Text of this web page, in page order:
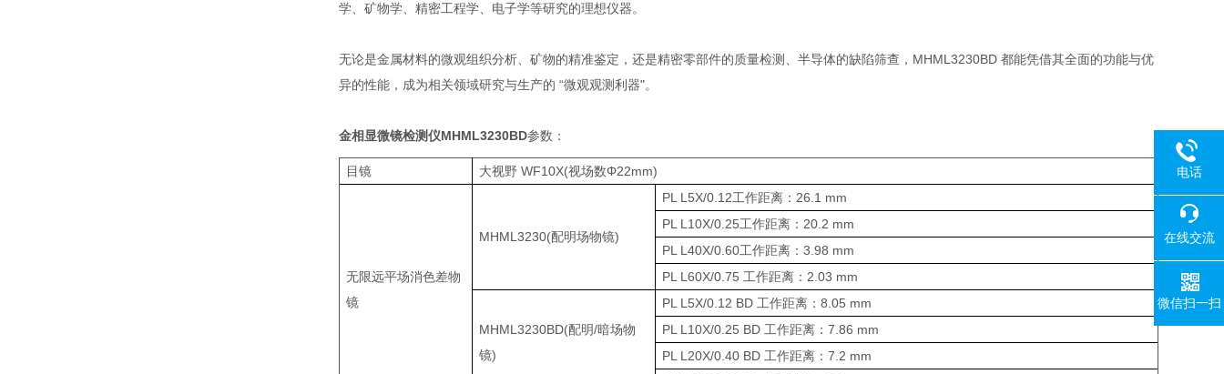
学、矿物学、精密工程学、电子学等研究的理想仪器。
无论是金属材料的微观组织分析、矿物的精准鉴定，还是精密零部件的质量检测、半导体的缺陷筛查，MHML3230BD 都能凭借其全面的功能与优
异的性能，成为相关领域研究与生产的 “微观观测利器"。
金相显微镜检测仪MHML3230BD参数：
目镜 大视野 WF10X(视场数Φ22mm)
无限远平场消色差物
镜
MHML3230(配明场物镜)
PL L5X/0.12工作距离：26.1 mm
PL L10X/0.25工作距离：20.2 mm
PL L40X/0.60工作距离：3.98 mm
PL L60X/0.75 工作距离：2.03 mm
MHML3230BD(配明/暗场物
镜)
PL L5X/0.12 BD 工作距离：8.05 mm
PL L10X/0.25 BD 工作距离：7.86 mm
PL L20X/0.40 BD 工作距离：7.2 mm
电话
在线交流
微信扫一扫